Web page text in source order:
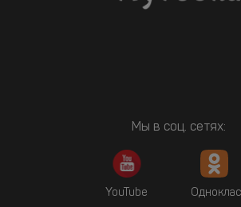
Мы в соц. сетях:
YouTube